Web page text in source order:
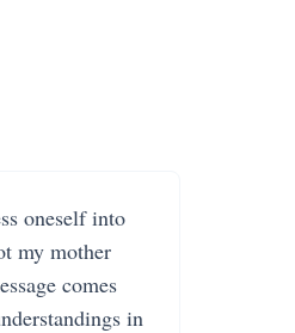
oneself into
my mother
comes
in